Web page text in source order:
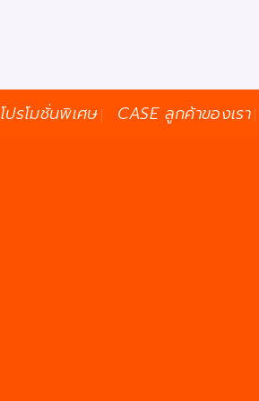
โปรโมชั่นพิเศษ CASE ลูกค้าของเรา